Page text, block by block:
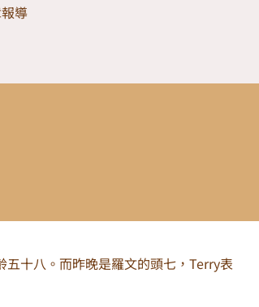
導
十八。而昨晚是羅文的頭七，Terry表